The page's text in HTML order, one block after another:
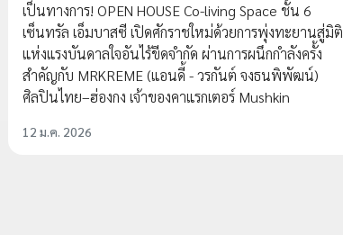
เป็นทางการ! OPEN HOUSE Co-living Space ชั้น 6
เซ็นทรัล เอ็มบาสซี เปิดศักราชใหม่ด้วยการพุ่งทะยานสู่มิติ
แห่งแรงบันดาลใจอันไร้ขีดจำกัด ผ่านการผนึกกำลังครั้ง
สำคัญกับ MRKREME (แอนดี้ - วรกันต์ จงธนพิพัฒน์)
ศิลปินไทย–ฮ่องกง เจ้าของคาแรกเตอร์ Mushkin
12 ม.ค. 2026